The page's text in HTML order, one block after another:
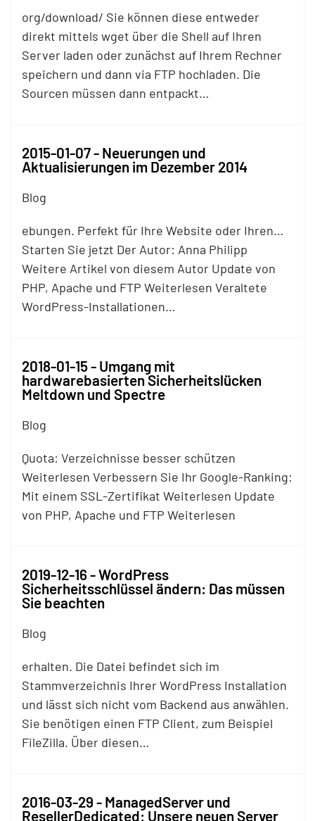
org/download/ Sie können diese entweder
direkt mittels wget über die Shell auf Ihren
Server laden oder zunächst auf Ihrem Rechner
speichern und dann via FTP hochladen. Die
Sourcen müssen dann entpackt…
2015-01-07 - Neuerungen und
Aktualisierungen im Dezember 2014
Blog
ebungen. Perfekt für Ihre Website oder Ihren…
Starten Sie jetzt Der Autor: Anna Philipp
Weitere Artikel von diesem Autor Update von
PHP, Apache und FTP Weiterlesen Veraltete
WordPress-Installationen…
2018-01-15 - Umgang mit
hardwarebasierten Sicherheitslücken
Meltdown und Spectre
Blog
Quota: Verzeichnisse besser schützen
Weiterlesen Verbessern Sie Ihr Google-Ranking:
Mit einem SSL-Zertifikat Weiterlesen Update
von PHP, Apache und FTP Weiterlesen
2019-12-16 - WordPress
Sicherheitsschlüssel ändern: Das müssen
Sie beachten
Blog
erhalten. Die Datei befindet sich im
Stammverzeichnis Ihrer WordPress Installation
und lässt sich nicht vom Backend aus anwählen.
Sie benötigen einen FTP Client, zum Beispiel
FileZilla. Über diesen…
2016-03-29 - ManagedServer und
ResellerDedicated: Unsere neuen Server